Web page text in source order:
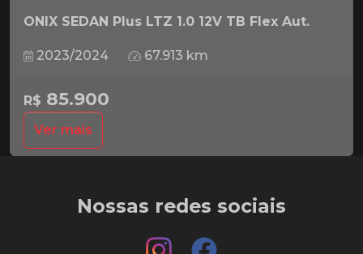
ONIX SEDAN Plus LTZ 1.0 12V TB Flex Aut.
2023/2024 67.913 km
R$ 85.900
Ver mais
Nossas redes sociais